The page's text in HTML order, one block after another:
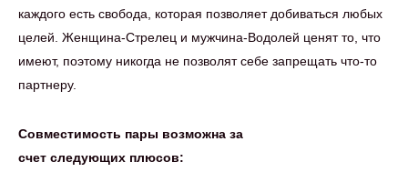
каждого есть свобода, которая позволяет добиваться любых
целей. Женщина-Стрелец и мужчина-Водолей ценят то, что
имеют, поэтому никогда не позволят себе запрещать что-то
партнеру.
Совместимость пары возможна за
счет следующих плюсов: